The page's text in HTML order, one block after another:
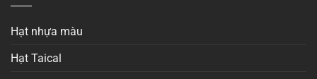
Hạt nhựa màu
Hạt Taical